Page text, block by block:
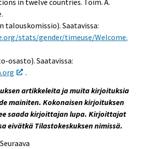
talouskomissio). Saatavissa:
stats/gender/timeuse/Welcome.
osasto). Saatavissa:
.
artikkeleita ja muita kirjoituksia
mainiten. Kokonaisen kirjoituksen
saada kirjoittajan lupa. Kirjoittajat
eivätkä Tilastokeskuksen nimissä.
Seuraava